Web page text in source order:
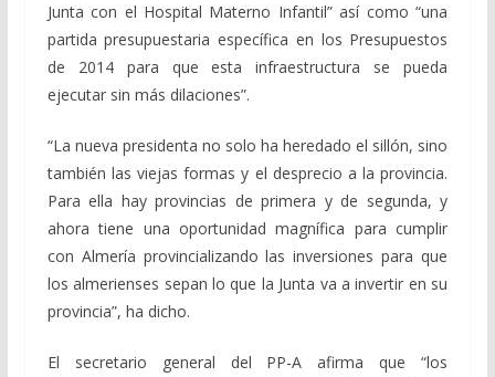
Junta con el Hospital Materno Infantil” así como “una
partida presupuestaria específica en los Presupuestos
de 2014 para que esta infraestructura se pueda
ejecutar sin más dilaciones”.
“La nueva presidenta no solo ha heredado el sillón, sino
también las viejas formas y el desprecio a la provincia.
Para ella hay provincias de primera y de segunda, y
ahora tiene una oportunidad magnífica para cumplir
con Almería provincializando las inversiones para que
los almerienses sepan lo que la Junta va a invertir en su
provincia”, ha dicho.
El secretario general del PP-A afirma que “los